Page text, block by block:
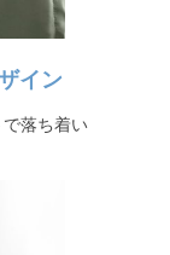
イン
落ち着い